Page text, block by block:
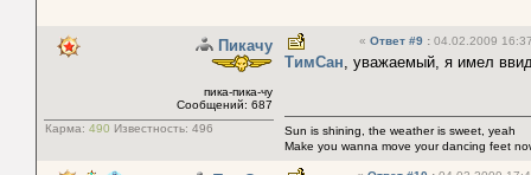
Пикачу
пика-пика-чу
Сообщений: 687
Карма: 490 Известность: 496
« Ответ #9 : 04.02.2009
ТимСан, уважаемый, я имел
Sun is shining, the weather is sweet, yeah
Make you wanna move your dancing feet